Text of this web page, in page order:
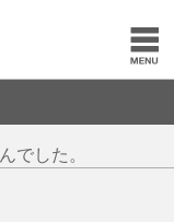
でした。